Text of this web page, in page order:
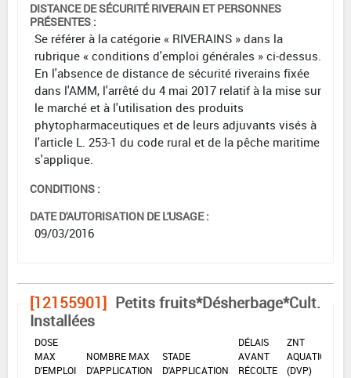
DISTANCE DE SÉCURITÉ RIVERAIN ET PERSONNES
PRÉSENTES :
Se référer à la catégorie « RIVERAINS » dans la
rubrique « conditions d'emploi générales » ci-dessus.
En l'absence de distance de sécurité riverains fixée
dans l'AMM, l'arrêté du 4 mai 2017 relatif à la mise sur
le marché et à l'utilisation des produits
phytopharmaceutiques et de leurs adjuvants visés à
l'article L. 253-1 du code rural et de la pêche maritime
s'applique.
CONDITIONS :
DATE D'AUTORISATION DE L'USAGE :
09/03/2016
[12155901] Petits fruits*Désherbage*Cult.
Installées
DOSE
MAX
D'EMPLOI
NOMBRE MAX
D'APPLICATION
STADE
D'APPLICATION
DÉLAIS
AVANT
RÉCOLTE
ZNT
AQUATIQUE
(DVP)